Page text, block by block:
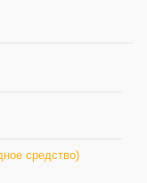
средство)